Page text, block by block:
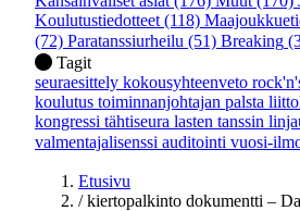
Koulutustiedotteet (118)
(72) Paratanssiurheilu (51) Breaking
Tagit
seuraesittely kokousyhteenveto
koulutus toiminnanjohtajan palsta
kongressi tähtiseura lasten tanssin
valmentajalisenssi auditointi vuosi-
Etusivu
/ kiertopalkinto dokumentti –